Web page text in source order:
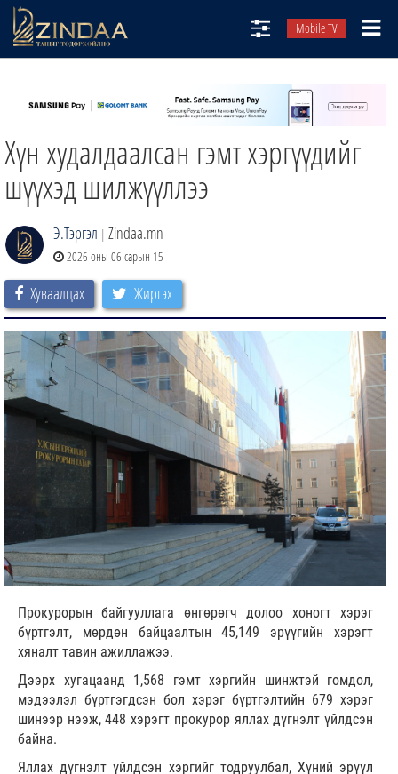
Mobile TV
ТВ8
ӨГЛӨӨНИЙ СОНИН
АУДИО ЗОХИОЛ
ЗИНДАА СЭТГҮҮЛ
Хүн худалдаалсан гэмт хэргүүдийг
шүүхэд шилжүүллээ
Э.Тэргэл | Zindaa.mn
2026 оны 06 сарын 15
Хуваалцах Жиргэх
Прокурорын байгууллага өнгөрөгч долоо хоногт хэрэг
бүртгэлт, мөрдөн байцаалтын 45,149 эрүүгийн хэрэгт
хяналт тавин ажиллажээ.
Дээрх хугацаанд 1,568 гэмт хэргийн шинжтэй гомдол,
мэдээлэл бүртгэгдсэн бол хэрэг бүртгэлтийн 679 хэрэг
шинээр нээж, 448 хэрэгт прокурор яллах дүгнэлт үйлдсэн
байна.
Яллах дүгнэлт үйлдсэн хэргийг тодруулбал, Хүний эрүүл